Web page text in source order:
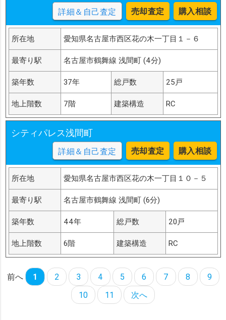
詳細＆自己査定 売却査定 購入相談
所在地 愛知県名古屋市西区花の木一丁目１－６
最寄り駅 名古屋市鶴舞線 浅間町 (4分)
築年数 37年 総戸数 25戸
地上階数 7階 建築構造 RC
シティパレス浅間町
詳細＆自己査定 売却査定 購入相談
所在地 愛知県名古屋市西区花の木一丁目１０－５
最寄り駅 名古屋市鶴舞線 浅間町 (6分)
築年数 44年 総戸数 20戸
地上階数 6階 建築構造 RC
前へ 1 2 3 4 5 6 7 8
9
10
11 次へ